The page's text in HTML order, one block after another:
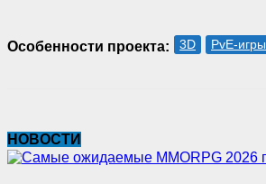
Особенности проекта: 3D PvE-игры
НОВОСТИ